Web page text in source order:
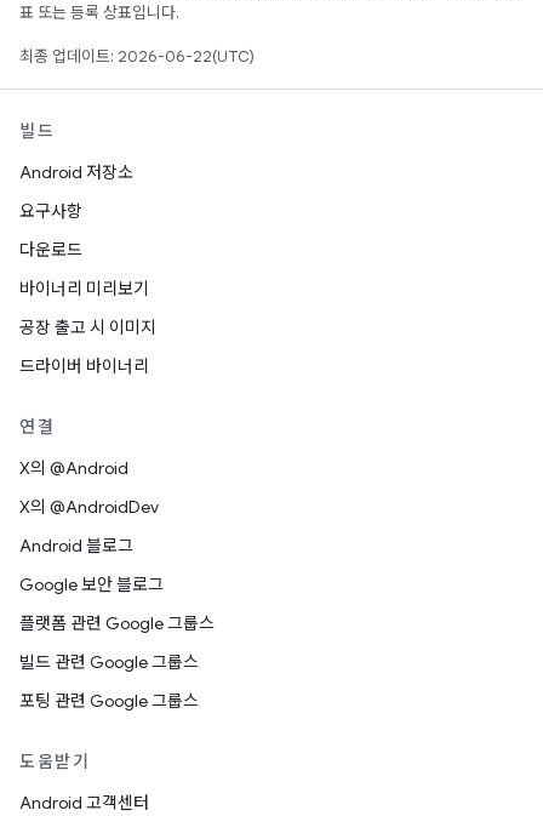
표 또는 등록 상표입니다.
최종 업데이트: 2026-06-22(UTC)
빌드
Android 저장소
요구사항
다운로드
바이너리 미리보기
공장 출고 시 이미지
드라이버 바이너리
연결
X의 @Android
X의 @AndroidDev
Android 블로그
Google 보안 블로그
플랫폼 관련 Google 그룹스
빌드 관련 Google 그룹스
포팅 관련 Google 그룹스
도움받기
Android 고객센터